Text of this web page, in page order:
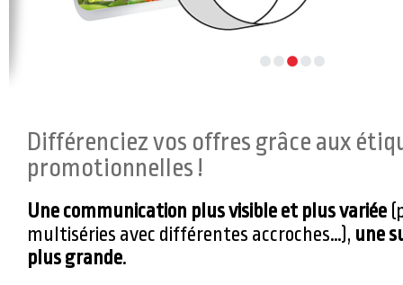
Différenciez vos offres grâce aux
promotionnelles !
Une communication plus visible et plus variée
multiséries avec différentes accroches…), une
plus grande.